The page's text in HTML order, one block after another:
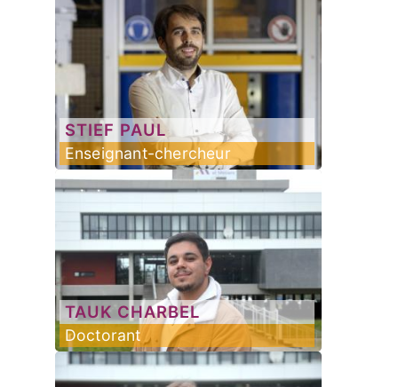
STIEF PAUL
Enseignant-chercheur
TAUK CHARBEL
Doctorant